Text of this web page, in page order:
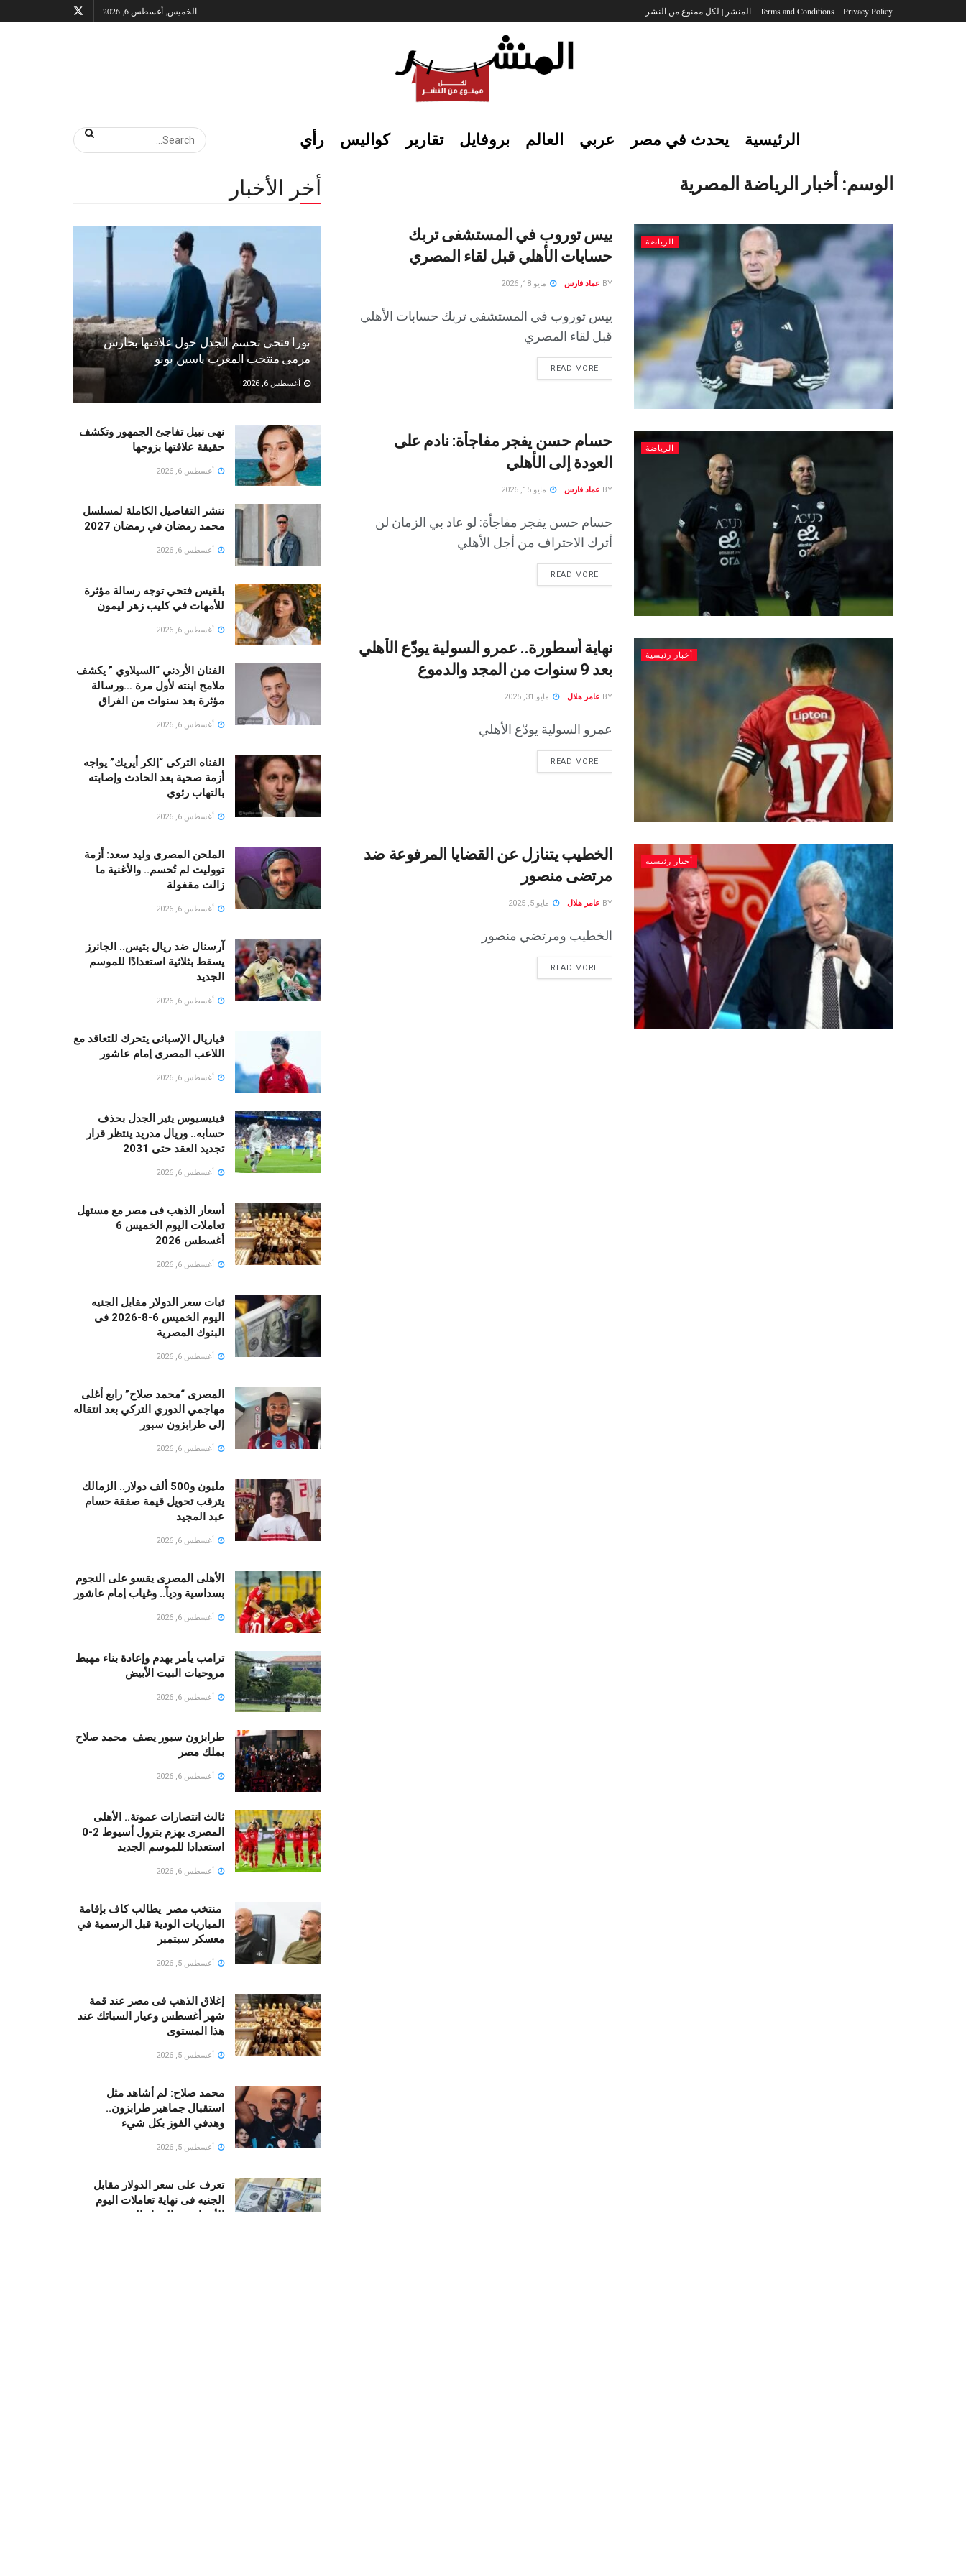
Privacy Policy
Terms and Conditions المنشر | لكل ممنوع من النشر الخميس, أغسطس 6, 2026
الرئيسية يحدث في مصر عربي العالم بروفايل تقارير كواليس رأي
الوسم: أخبار الرياضة المصرية
الرياضة
ييس توروب في المستشفى تربك
حسابات الأهلي قبل لقاء المصري
BY عماد فارس مايو 18, 2026
ييس توروب في المستشفى تربك حسابات الأهلي
قبل لقاء المصري
READ MORE
الرياضة
حسام حسن يفجر مفاجأة: نادم على
العودة إلى الأهلي
BY عماد فارس مايو 15, 2026
حسام حسن يفجر مفاجأة: لو عاد بي الزمان لن
أترك الاحتراف من أجل الأهلي
READ MORE
أخبار رئيسية
نهاية أسطورة.. عمرو السولية يودّع الأهلي
بعد 9 سنوات من المجد والدموع
BY عامر هلال مايو 31, 2025
عمرو السولية يودّع الأهلي
READ MORE
أخبار رئيسية
الخطيب يتنازل عن القضايا المرفوعة ضد
مرتضى منصور
BY عامر هلال مايو 5, 2025
الخطيب ومرتضي منصور
READ MORE
أخر الأخبار
نورا فتحى تحسم الجدل حول علاقتها بحارس
مرمى منتخب المغرب ياسين بونو ‏
أغسطس 6, 2026
نهى نبيل تفاجئ الجمهور وتكشف
حقيقة علاقتها بزوجها
أغسطس 6, 2026
ننشر التفاصيل الكاملة لمسلسل
محمد رمضان في رمضان 2027
أغسطس 6, 2026
بلقيس فتحي توجه رسالة مؤثرة
للأمهات في كليب زهر ليمون ‏
أغسطس 6, 2026
الفنان الأردني “السيلاوي ” يكشف
ملامح ابنته لأول مرة …ورسالة
مؤثرة بعد سنوات من الفراق
أغسطس 6, 2026
الفناه التركى “إلكر أيريك” يواجه
أزمة صحية بعد الحادث وإصابته
بالتهاب رئوي
أغسطس 6, 2026
الملحن المصرى وليد سعد: أزمة
تووليت لم تُحسم.. والأغنية ما
زالت مقفولة
أغسطس 6, 2026
آرسنال ضد ريال بتيس.. الجانرز
يسقط بثلاثية استعدادًا للموسم
الجديد
أغسطس 6, 2026
فياريال الإسبانى يتحرك للتعاقد مع
اللاعب المصرى إمام عاشور
أغسطس 6, 2026
فينيسيوس يثير الجدل بحذف
حسابه.. وريال مدريد ينتظر قرار
تجديد العقد حتى 2031
أغسطس 6, 2026
أسعار الذهب فى مصر مع مستهل
تعاملات اليوم الخميس 6
أغسطس 2026
أغسطس 6, 2026
ثبات سعر الدولار مقابل الجنيه
اليوم الخميس 6-8-2026 فى
البنوك المصرية
أغسطس 6, 2026
المصرى “محمد صلاح” رابع أغلى
مهاجمي الدوري التركي بعد انتقاله
إلى طرابزون سبور
أغسطس 6, 2026
مليون و500 ألف دولار.. الزمالك
يترقب تحويل قيمة صفقة حسام
عبد المجيد
أغسطس 6, 2026
الأهلى المصرى يقسو على النجوم
بسداسية ودياً.. وغياب إمام عاشور
أغسطس 6, 2026
ترامب يأمر بهدم وإعادة بناء مهبط
مروحيات البيت الأبيض
أغسطس 6, 2026
طرابزون سبور يصف محمد صلاح
بملك مصر
أغسطس 6, 2026
ثالث انتصارات عموتة.. الأهلى
المصرى يهزم بترول أسيوط 2-0
استعدادا للموسم الجديد
أغسطس 6, 2026
منتخب مصر يطالب كاف بإقامة
المباريات الودية قبل الرسمية في
معسكر سبتمبر
أغسطس 5, 2026
إغلاق الذهب فى مصر عند قمة
شهر أغسطس وعيار السبائك عند
هذا المستوى
أغسطس 5, 2026
محمد صلاح: لم أشاهد مثل
استقبال جماهير طرابزون..
وهدفي الفوز بكل شيء
أغسطس 5, 2026
تعرف على سعر الدولار مقابل
الجنيه فى نهاية تعاملات اليوم
الأربعاء فى البنوك المصرية